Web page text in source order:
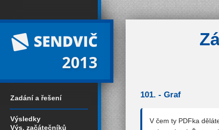
2013
Zadání a řešení
Výsledky
Výs. začátečníků
101. - Graf
V čem ty PDFka